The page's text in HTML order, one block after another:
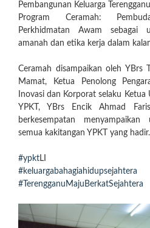
Pembangunan Keluarga
Program Ceramah:
Perkhidmatan Awam sebagai
amanah dan etika kerja dalam
Ceramah disampaikan oleh YBrs
Mamat, Ketua Penolong
Inovasi dan Korporat selaku Ketua
YPKT, YBrs Encik Ahmad
berkesempatan
semua kakitangan YPKT yang hadir.
#ypktLI
#keluargabahagiahidupsejahtera
#TerengganuMajuBerkatSejahtera